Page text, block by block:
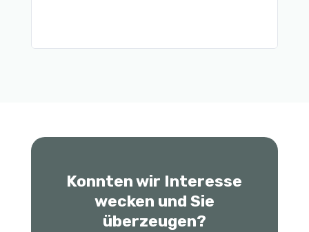
Konnten wir Interesse
wecken und Sie
überzeugen?